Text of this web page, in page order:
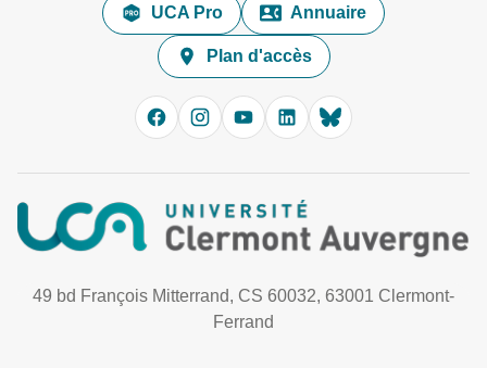
UCA Pro Annuaire
Plan d'accès
49 bd François Mitterrand, CS 60032, 63001 Clermont-
Ferrand